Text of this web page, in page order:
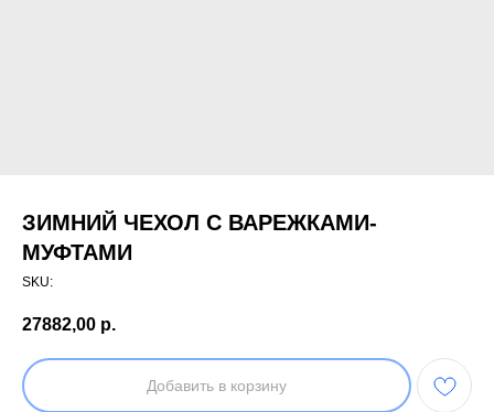
ЗИМНИЙ ЧЕХОЛ С ВАРЕЖКАМИ-
МУФТАМИ
SKU:
27882,00 р.
Добавить в корзину